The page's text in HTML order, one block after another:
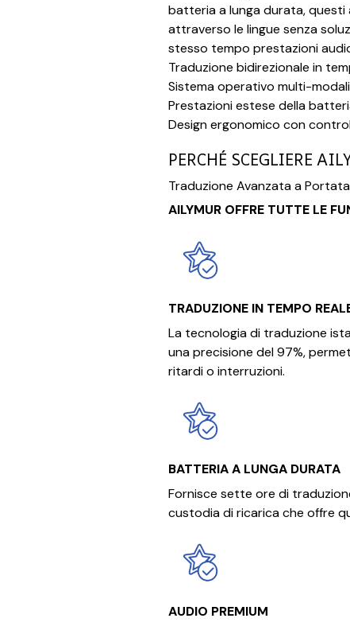
batteria a lunga durata, questi
attraverso le lingue senza
stesso tempo prestazioni
Traduzione bidirezionale in
Sistema operativo multi-
Prestazioni estese della
Design ergonomico con
PERCHÉ SCEGLIERE
Traduzione Avanzata a
AILYMUR OFFRE TUTTE LE
TRADUZIONE IN TEMPO
La tecnologia di traduzione
una precisione del 97%,
ritardi o interruzioni.
BATTERIA A LUNGA DURATA
Fornisce sette ore di
custodia di ricarica che offre
AUDIO PREMIUM